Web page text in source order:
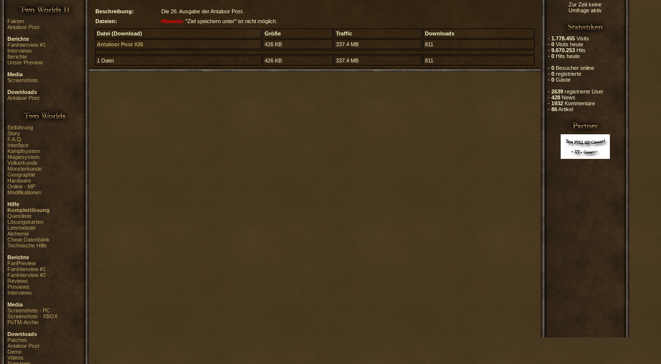
Fakten
Antaloor Post
Berichte
FanInterview #1
Interviews
Berichte
Unser Preview
Media
Screenshots
Downloads
Antaloor Post
Einführung
Story
F.A.Q.
Interface
Kampfsystem
Magiesystem
Völkerkunde
Monsterkunde
Geographie
Hardware
Online - MP
Modifikationen
Hilfe
Komplettlösung
Questliste
Lösungskarten
Lehrmeister
Alchemie
Cheat-Datenbank
Technische Hilfe
Berichte
FanPreview
FanInterview #1
FanInterview #2
Reviews
Previews
Interviews
Media
Screenshots - PC
Screenshots - XBOX
PoTM-Archiv
Downloads
Patches
Antaloor Post
Demo
Videos
Beschreibung:
Die 26. Ausgabe der Antaloor Post.
Dateien:
Hinweis: "Ziel speichern unter" ist nicht möglich.
Datei (Download) Größe Traffic
Downloads
Antaloor Post #26
426 KB 337.4 MB 811
1 Datei 426 KB 337.4 MB 811
Zur Zeit keine
Umfrage aktiv
- 1.778.455 Visits
- 0 Visits heute
- 9.670.253 Hits
- 0 Hits heute
- 0 Besucher online
- 0 registrierte
- 0 Gäste
- 2639 registrierte User
- 428 News
- 1932 Kommentare
- 86Artikel